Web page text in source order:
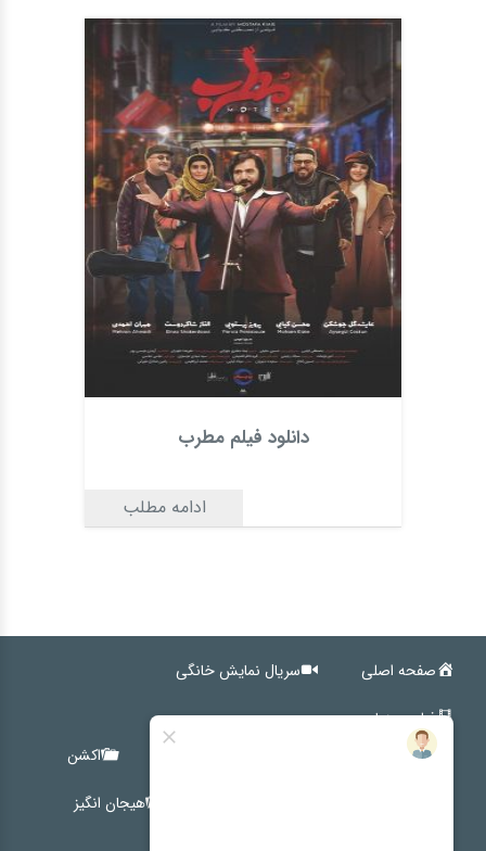
دانلود فیلم مطرب
ادامه مطلب
صفحه اصلی
سریال نمایش خانگی
فیلم سینمایی
کمدی
اکشن
هیجان انگیز